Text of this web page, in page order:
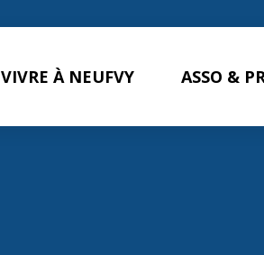
VIVRE À NEUFVY ASSO &